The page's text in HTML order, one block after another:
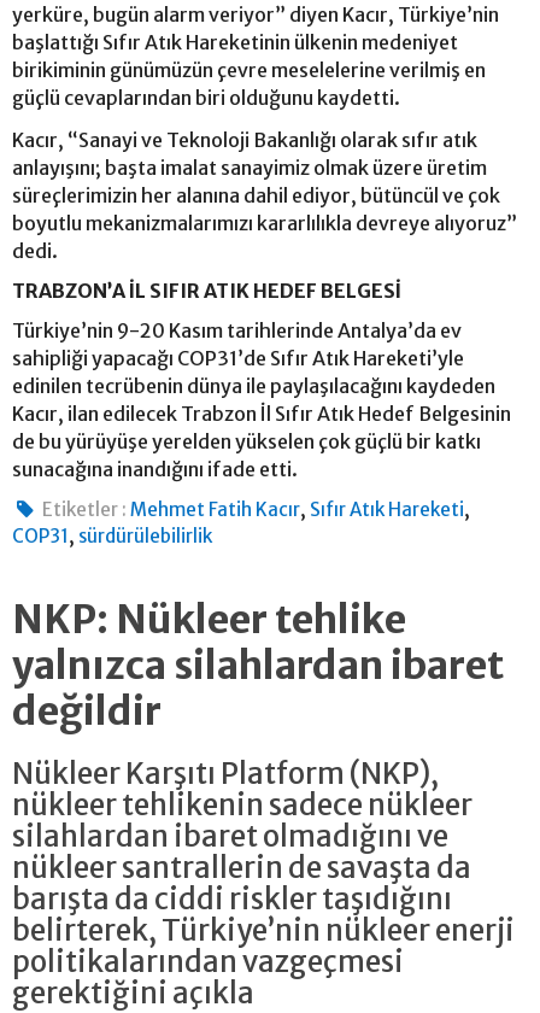
yerküre, bugün alarm veriyor” diyen Kacır, Türkiye’nin
başlattığı Sıfır Atık Hareketinin ülkenin medeniyet
birikiminin günümüzün çevre meselelerine verilmiş en
güçlü cevaplarından biri olduğunu kaydetti.
Kacır, “Sanayi ve Teknoloji Bakanlığı olarak sıfır atık
anlayışını; başta imalat sanayimiz olmak üzere üretim
süreçlerimizin her alanına dahil ediyor, bütüncül ve çok
boyutlu mekanizmalarımızı kararlılıkla devreye alıyoruz”
dedi.
TRABZON’A İL SIFIR ATIK HEDEF BELGESİ
Türkiye’nin 9-20 Kasım tarihlerinde Antalya’da ev
sahipliği yapacağı COP31’de Sıfır Atık Hareketi’yle
edinilen tecrübenin dünya ile paylaşılacağını kaydeden
Kacır, ilan edilecek Trabzon İl Sıfır Atık Hedef Belgesinin
de bu yürüyüşe yerelden yükselen çok güçlü bir katkı
sunacağına inandığını ifade etti.
Etiketler : Mehmet Fatih Kacır, Sıfır Atık Hareketi,
COP31, sürdürülebilirlik
NKP: Nükleer tehlike
yalnızca silahlardan ibaret
değildir
Nükleer Karşıtı Platform (NKP),
nükleer tehlikenin sadece nükleer
silahlardan ibaret olmadığını ve
nükleer santrallerin de savaşta da
barışta da ciddi riskler taşıdığını
belirterek, Türkiye’nin nükleer enerji
politikalarından vazgeçmesi
gerektiğini açıkla